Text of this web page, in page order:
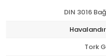
DIN 3016
Tork